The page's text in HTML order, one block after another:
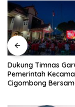
Dukung Timnas
Pemerintah
Cigombong